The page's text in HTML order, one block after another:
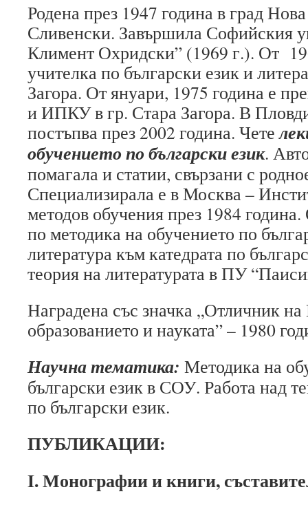
Родена през 1947 година в град
Сливенски. Завършила Софийския
Климент Охридски” (1969 г.). От
учителка по български език и
Загора. От януари, 1975 година е
и ИПКУ в гр. Стара Загора. В
постъпва през 2002 година. Чете
обучението по български език.
помагала и статии, свързани с
Специализирала е в Москва –
методов обучения през 1984 година.
по методика на обучението по
литература към катедрата по
теория на литературата в ПУ
Наградена със значка „Отличник
образованието и науката” – 1980
Научна тематика: Методика на
български език в СОУ. Работа над
по български език.
ПУБЛИКАЦИИ:
I.Монографии и книги,